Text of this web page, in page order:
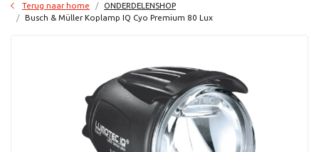
Terug naar home
ONDERDELENSHOP
Busch & Müller Koplamp IQ Cyo Premium 80 Lux